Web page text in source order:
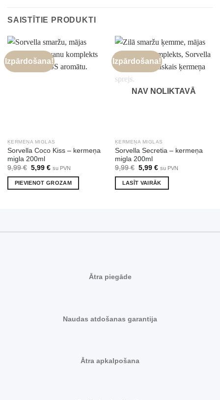
SAISTĪTIE PRODUKTI
Izpārdošana!
ĶERMEŅA MIGLAS
Sorvella Coco Kiss – kermeņa
migla 200ml
9,99€ Original
was:
9,99 €.
5,99 €Current
is:
5,99 €.
su PVN
PIEVIENOT GROZAM
Izpārdošana!
NAV NOLIKTAVĀ
ĶERMEŅA MIGLAS
Sorvella Secretia – kermeņa
migla 200ml
9,99€ Original
was:
9,99 €.
5,99 €Current
is:
5,99 €.
su PVN
LASĪT VAIRĀK
Ātra piegāde
Naudas atdošanas garantija
Ātra apkalpošana